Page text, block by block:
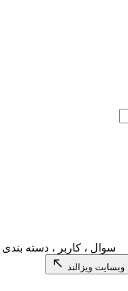
سوال ، کاربر ، دسته
وبسایت ویزالند